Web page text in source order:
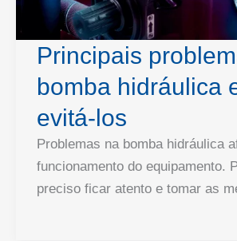
Principais
bomba hidráulica
evitá-los
Problemas na bomba hidráulica
funcionamento do equipamento.
preciso ficar atento e tomar as